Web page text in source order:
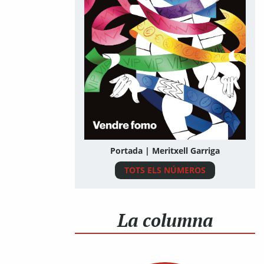
Portada | Meritxell Garriga
TOTS ELS NÚMEROS
La columna